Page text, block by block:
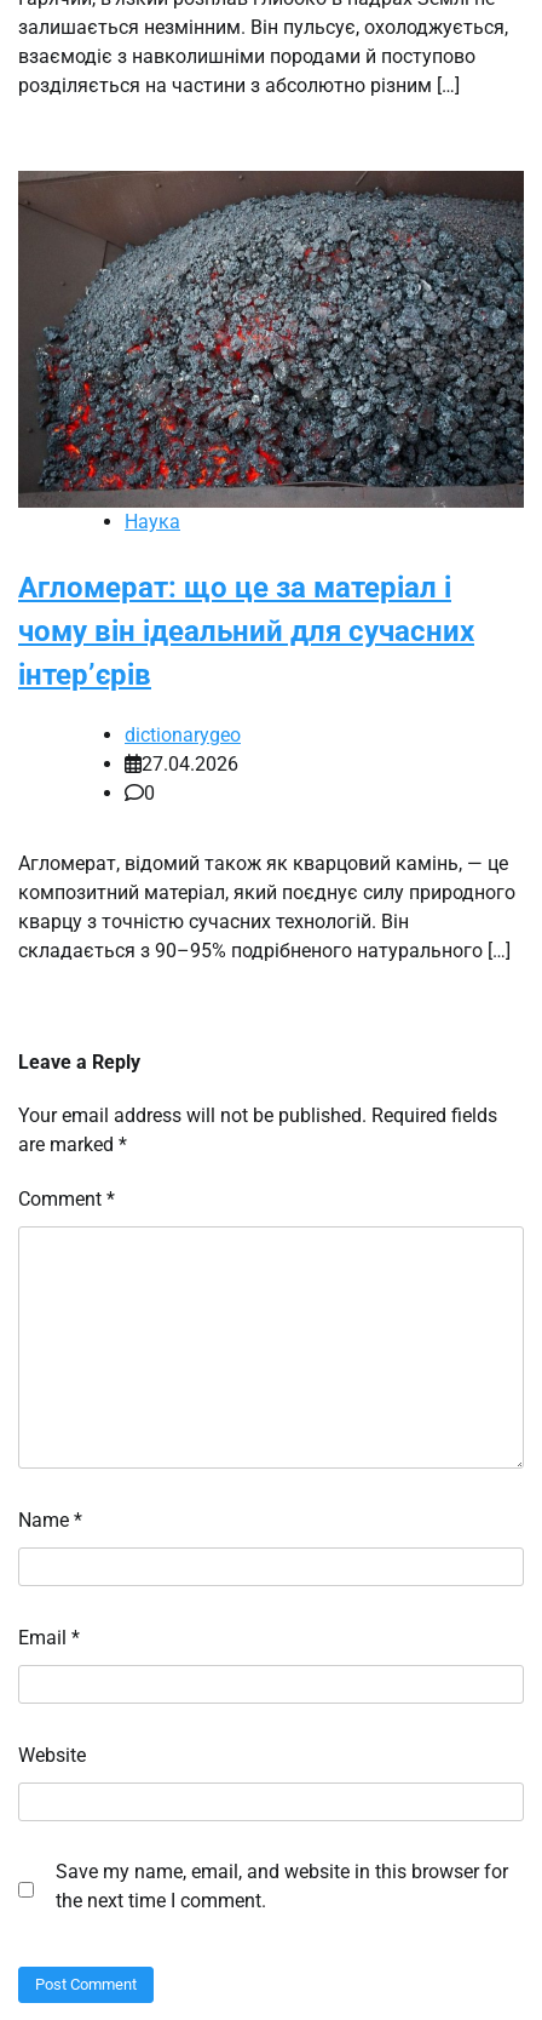
залишається незмінним. Він пульсує, охолоджується,
взаємодіє з навколишніми породами й поступово
розділяється на частини з абсолютно різним […]
Наука
Агломерат: що це за матеріал і
чому він ідеальний для сучасних
інтер’єрів
dictionarygeo
27.04.2026
0
Агломерат, відомий також як кварцовий камінь, — це
композитний матеріал, який поєднує силу природного
кварцу з точністю сучасних технологій. Він
складається з 90–95% подрібненого натурального […]
Leave a Reply
Your email address will not be published. Required fields
are marked *
Comment *
Name *
Email *
Website
Save my name, email, and website in this browser for
the next time I comment.